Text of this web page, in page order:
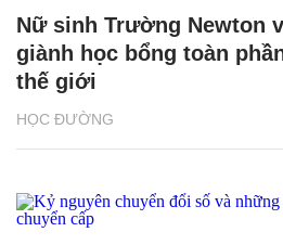
HỌC ĐƯỜNG
Nữ sinh Trường Newton
giành học bổng toàn
thế giới